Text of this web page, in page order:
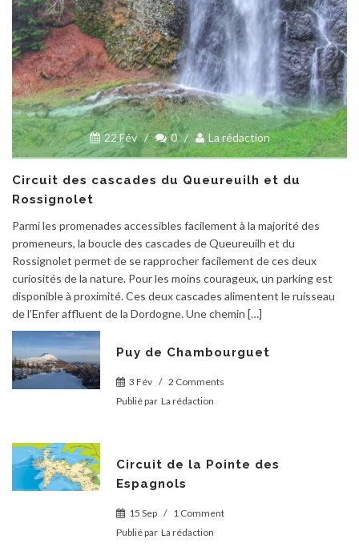
22 Fév / 0 / La rédaction
Circuit des cascades du Queureuilh et du
Rossignolet
Parmi les promenades accessibles facilement à la majorité des
promeneurs, la boucle des cascades de Queureuilh et du
Rossignolet permet de se rapprocher facilement de ces deux
curiosités de la nature. Pour les moins courageux, un parking est
disponible à proximité. Ces deux cascades alimentent le ruisseau
de l’Enfer affluent de la Dordogne. Une chemin […]
Puy de Chambourguet
3 Fév / 2 Comments
Publié par La rédaction
Circuit de la Pointe des
Espagnols
15 Sep / 1 Comment
Publié par La rédaction